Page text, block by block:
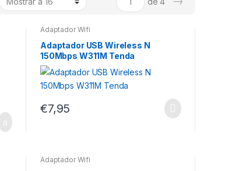
Adaptador Wifi
Adaptador USB Wireless N
150Mbps W311M Tenda
€7,95
Adaptador Wifi